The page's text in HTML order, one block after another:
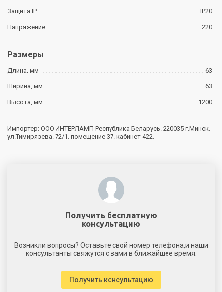
Защита IP IP20
Напряжение 220
Размеры
Длина, мм 63
Ширина, мм 63
Высота, мм 1200
Импортер: ООО ИНТЕРЛАМП Республика Беларусь. 220035 г.Минск.
ул.Тимирязева. 72/1. помещение 37. кабинет 422.
Получить бесплатную
консультацию
Возникли вопросы? Оставьте свой номер телефона,и наши
консультанты свяжутся с вами в ближайшее время.
Получить консультацию